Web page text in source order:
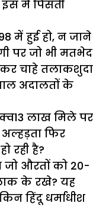
में पिसती
में हुई हो, न जाने
पर जो भी मतभेद
चाहे तलाकशुदा
अदालतों के
लाख मिले पर
फिर
रही है?
जो औरतों को 20-
के रखे? यह
हिंदू धर्माधीश